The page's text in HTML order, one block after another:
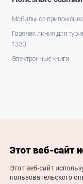
Мобильное
Горячая линия для
1330
Электронные книги
Этот веб-сайт
Этот веб-сайт
пользовательского